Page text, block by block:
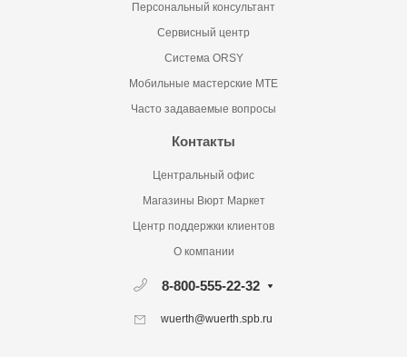
Персональный консультант
Сервисный центр
Система ORSY
Мобильные мастерские MTE
Часто задаваемые вопросы
Контакты
Центральный офис
Магазины Вюрт Маркет
Центр поддержки клиентов
О компании
8-800-555-22-32
wuerth@wuerth.spb.ru